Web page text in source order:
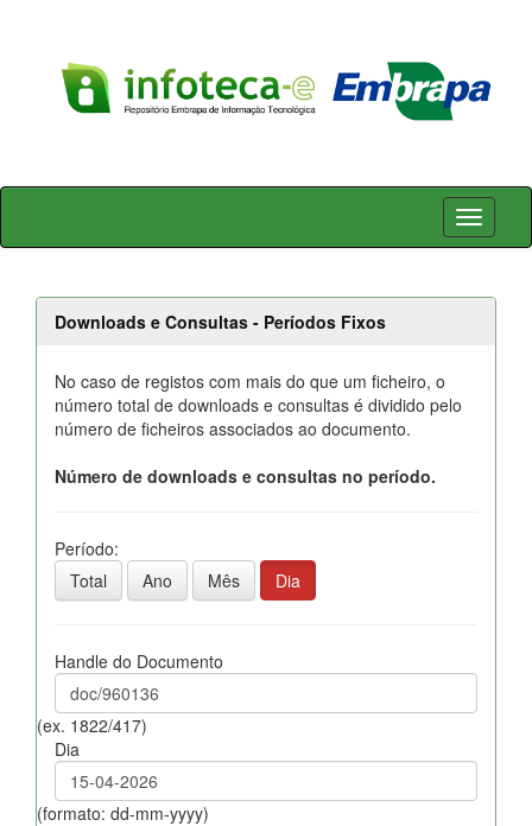
Skip
Downloads e Consultas - Períodos Fixos
No caso de registos com mais do que um ficheiro, o
número total de downloads e consultas é dividido pelo
número de ficheiros associados ao documento.
Número de downloads e consultas no período.
Período:
Total
Ano Mês Dia
Handle do Documento
(ex. 1822/417)
Dia
(formato: dd-mm-yyyy)